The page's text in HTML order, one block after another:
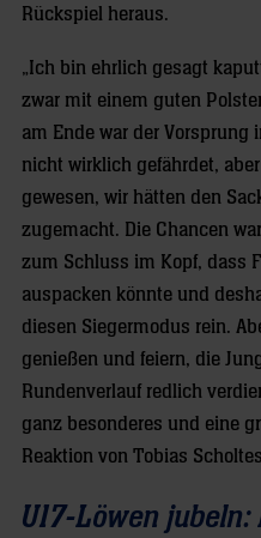
Rückspiel heraus.
„Ich bin ehrlich gesagt
zwar mit einem guten
am Ende war der Vorsprung
nicht wirklich gefährdet,
gewesen, wir hätten den
zugemacht. Die Chancen
zum Schluss im Kopf, dass
auspacken könnte und
diesen Siegermodus rein.
genießen und feiern, die
Rundenverlauf redlich
ganz besonderes und eine
Reaktion von Tobias
U17-Löwen